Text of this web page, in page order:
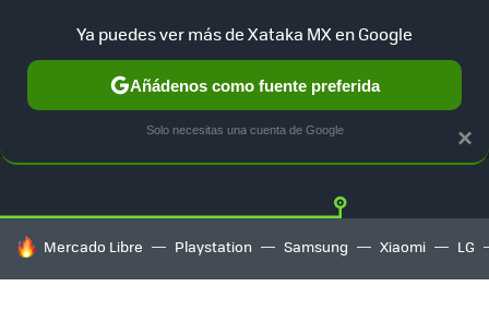
GUÍA DE COMPRAS MERCADO LIBRE
HOY SE HABLA DE
Mercado Libre Playstation Samsung Xiaomi LG
×
Ya puedes ver más de Xataka MX en Google
Añádenos como fuente preferida
Solo necesitas una cuenta de Google